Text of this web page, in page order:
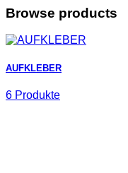
Browse products
AUFKLEBER
6 Produkte